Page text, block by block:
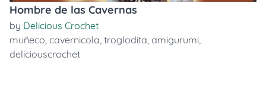
Hombre de las Cavernas
by Delicious Crochet
muñeco, cavernicola, troglodita, amigurumi,
deliciouscrochet